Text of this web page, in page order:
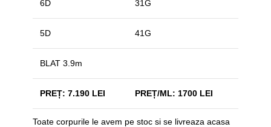
6D 31G
5D 41G
BLAT 3.9m
PREȚ: 7.190 LEI PREȚ/ML: 1700 LEI
Toate corpurile le avem pe stoc si se livreaza acasa